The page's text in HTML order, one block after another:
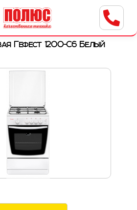
бытовой техники
ул. Пушкарева, 8a
Гефест 1200-С6 Белый